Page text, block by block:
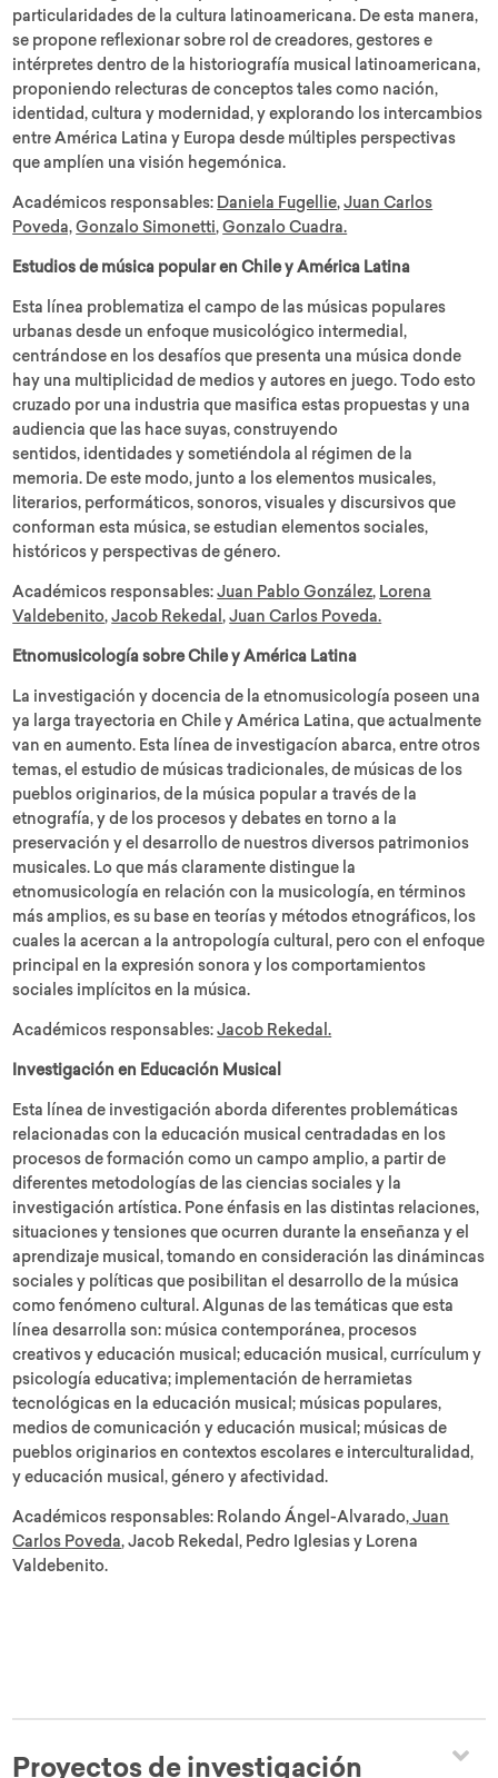
particularidades de la cultura latinoamericana. De esta manera,
se propone reflexionar sobre rol de creadores, gestores e
intérpretes dentro de la historiografía musical latinoamericana,
proponiendo relecturas de conceptos tales como nación,
identidad, cultura y modernidad, y explorando los intercambios
entre América Latina y Europa desde múltiples perspectivas
que amplíen una visión hegemónica.
Académicos responsables: Daniela Fugellie,Juan Carlos
Poveda, Gonzalo Simonetti,Gonzalo Cuadra.
Estudios de música popular en Chile y América Latina
Esta línea problematiza el campo de las músicas populares
urbanas desde un enfoque musicológico intermedial,
centrándose en los desafíos que presenta una música donde
hay una multiplicidad de medios y autores en juego. Todo esto
cruzado por una industria que masifica estas propuestas y una
audiencia que las hace suyas, construyendo
sentidos, identidades y sometiéndola al régimen de la
memoria. De este modo, junto a los elementos musicales,
literarios, performáticos, sonoros, visuales y discursivos que
conforman esta música, se estudian elementos sociales,
históricos y perspectivas de género.
Académicos responsables:Juan Pablo González, Lorena
Valdebenito,Jacob Rekedal,Juan Carlos Poveda.
Etnomusicología sobre Chile y América Latina
La investigación y docencia de la etnomusicología poseen una
ya larga trayectoria en Chile y América Latina, que actualmente
van en aumento. Esta línea de investigacíon abarca, entre otros
temas, el estudio de músicas tradicionales, de músicas de los
pueblos originarios, de la música popular a través de la
etnografía, y de los procesos y debates en torno a la
preservación y el desarrollo de nuestros diversos patrimonios
musicales. Lo que más claramente distingue la
etnomusicología en relación con la musicología, en términos
más amplios, es su base en teorías y métodos etnográficos, los
cuales la acercan a la antropología cultural, pero con el enfoque
principal en la expresión sonora y los comportamientos
sociales implícitos en la música.
Académicos responsables:Jacob Rekedal.
Investigación en Educación Musical
Esta línea de investigación aborda diferentes problemáticas
relacionadas con la educación musical centradadas en los
procesos de formación como un campo amplio, a partir de
diferentes metodologías de las ciencias sociales y la
investigación artística. Pone énfasis en las distintas relaciones,
situaciones y tensiones que ocurren durante la enseñanza y el
aprendizaje musical, tomando en consideración las dinámincas
sociales y políticas que posibilitan el desarrollo de la música
como fenómeno cultural. Algunas de las temáticas que esta
línea desarrolla son: música contemporánea, procesos
creativos y educación musical; educación musical, currículum y
psicología educativa; implementación de herramietas
tecnológicas en la educación musical; músicas populares,
medios de comunicación y educación musical; músicas de
pueblos originarios en contextos escolares e interculturalidad,
y educación musical, género y afectividad.
Académicos responsables: Rolando Ángel-Alvarado, Juan
Carlos Poveda, Jacob Rekedal, Pedro Iglesias y Lorena
Valdebenito.
Proyectos de investigación